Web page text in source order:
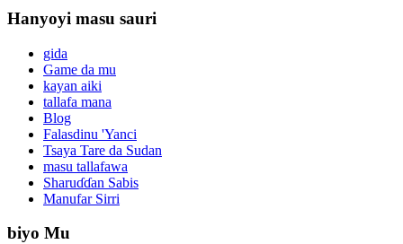
Hanyoyi masu sauri
gida
Game da mu
kayan aiki
tallafa mana
Blog
Falasdinu 'Yanci
Tsaya Tare da Sudan
masu tallafawa
Sharuɗɗan Sabis
Manufar Sirri
biyo Mu